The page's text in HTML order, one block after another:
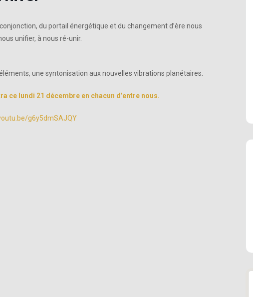
du portail énergétique et du changement d’ère nous
unifier, à nous ré-unir.
une syntonisation aux nouvelles vibrations planétaires.
ce lundi 21 décembre en chacun d’entre nous.
g6y5dmSAJQY